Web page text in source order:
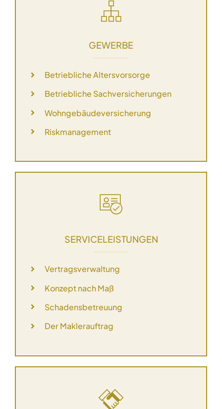
GEWERBE
Betriebliche Altersvorsorge
Betriebliche Sachversicherungen
Wohngebäudeversicherung
Riskmanagement
SERVICELEISTUNGEN
Vertragsverwaltung
Konzept nach Maß
Schadensbetreuung
Der Maklerauftrag